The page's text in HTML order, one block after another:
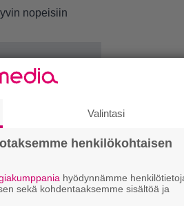
nopeisiin
kiirettä
Valintasi
henkilökohtaisen
hyödynnämme
sekä kohdentaaksemme sisältöä ja